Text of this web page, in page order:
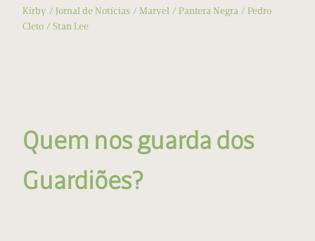
Kirby
Jornal de Notícias Marvel Pantera Negra
Pedro
Cleto
Stan Lee
Quem nos guarda dos
Guardiões?